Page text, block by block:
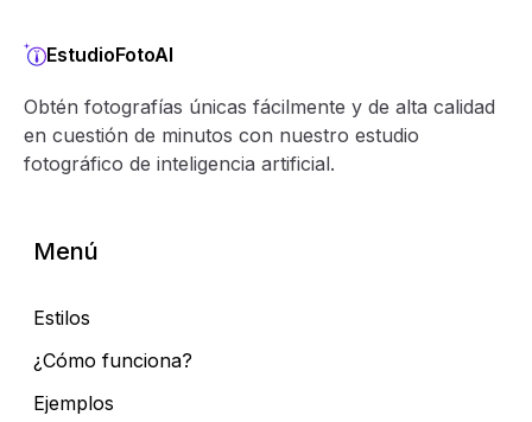
EstudioFotoAI
Obtén fotografías únicas fácilmente y de alta calidad
en cuestión de minutos con nuestro estudio
fotográfico de inteligencia artificial.
Menú
Estilos
¿Cómo funciona?
Ejemplos